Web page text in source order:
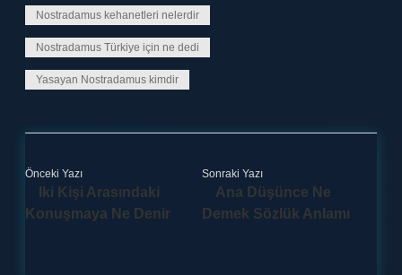
Nostradamus kehanetleri nelerdir
Nostradamus Türkiye için ne dedi
Yasayan Nostradamus kimdir
Önceki Yazı
Iki Kişi Arasındaki
Konuşmaya Ne Denir
Sonraki Yazı
Ana Düşünce Ne
Demek Sözlük Anlamı